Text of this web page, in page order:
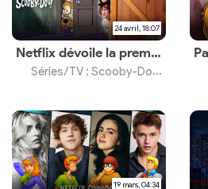
24 avril, 18:07
Netflix dévoile la première image de la série
Séries/TV : Scooby-Doo Origins
19 mars, 04:34